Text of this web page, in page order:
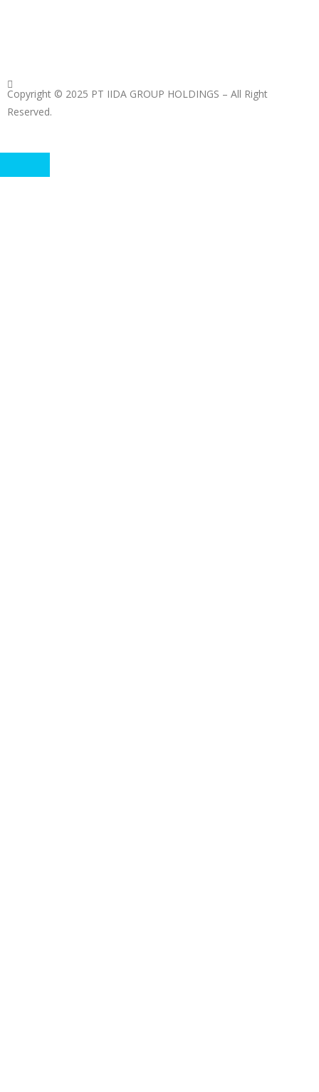
Copyright © 2025 PT IIDA GROUP HOLDINGS – All Right
Reserved.